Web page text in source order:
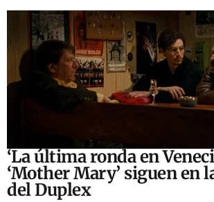
‘La última ronda en
‘Mother Mary’ siguen en
del Duplex